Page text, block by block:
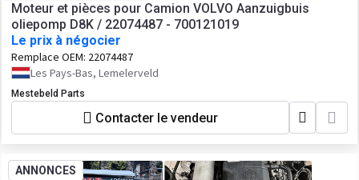
Moteur et pièces pour Camion VOLVO Aanzuigbuis
oliepomp D8K / 22074487 - 700121019
Le prix à négocier
Remplace OEM: 22074487
Les Pays-Bas, Lemelerveld
Mestebeld Parts
Contacter le vendeur
ANNONCES